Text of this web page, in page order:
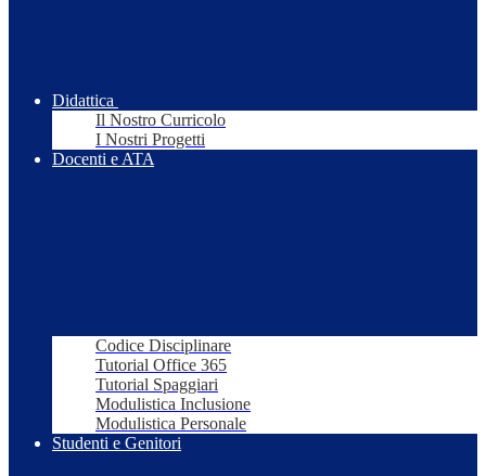
Didattica
Il Nostro Curricolo
I Nostri Progetti
Docenti e ATA
Codice Disciplinare
Tutorial Office 365
Tutorial Spaggiari
Modulistica Inclusione
Modulistica Personale
Studenti e Genitori